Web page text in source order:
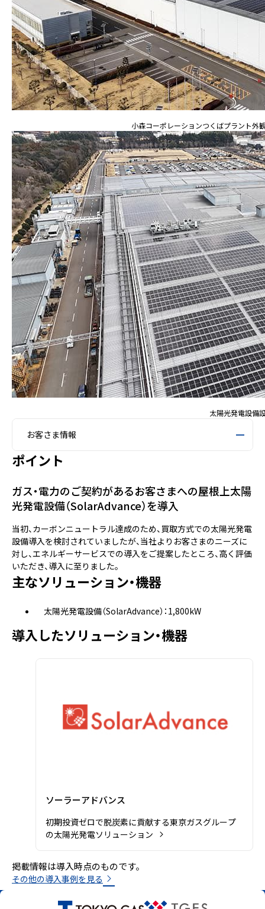
小森コーポレーションつくばプラント外
太陽光発電設備
お客さま情報
ポイント
ガス・電力のご契約があるお客さまへの屋根上太陽
光発電設備（SolarAdvance）を導入
当初、カーボンニュートラル達成のため、買取方式での太陽光発電
設備導入を検討されていましたが、当社よりお客さまのニーズに
対し、エネルギーサービスでの導入をご提案したところ、高く評価
いただき、導入に至りました。
主なソリューション・機器
太陽光発電設備（SolarAdvance）：1,800kW
導入したソリューション・機器
ソーラーアドバンス
初期投資ゼロで脱炭素に貢献する東京ガスグループ
の太陽光発電ソリューション
掲載情報は導入時点のものです。
その他の導入事例を見る